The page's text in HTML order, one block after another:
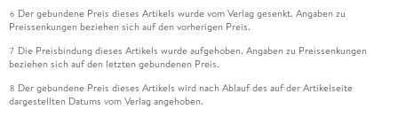
6 Der gebundene Preis dieses Artikels wurde vom Verlag gesenkt. Angaben zu
Preissenkungen beziehen sich auf den vorherigen Preis.
7 Die Preisbindung dieses Artikels wurde aufgehoben. Angaben zu Preissenkungen
beziehen sich auf den letzten gebundenen Preis.
8 Der gebundene Preis dieses Artikels wird nach Ablauf des auf der Artikelseite
dargestellten Datums vom Verlag angehoben.